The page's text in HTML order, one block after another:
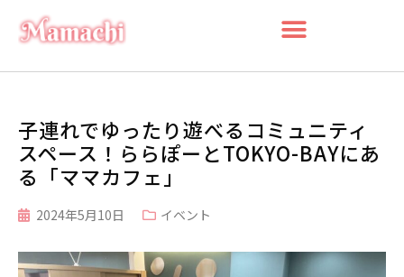
子連れでゆったり遊べるコミュニティ
スペース！ららぽーとTOKYO-BAYにあ
る「ママカフェ」
2024年5月10日 イベント